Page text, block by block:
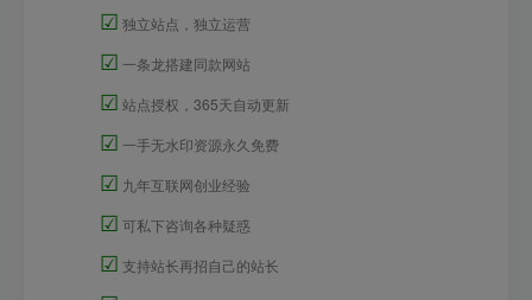
☑ 独立站点，独立运营
☑ 一条龙搭建同款网站
☑ 站点授权，365天自动更新
☑ 一手无水印资源永久免费
☑ 九年互联网创业经验
☑ 可私下咨询各种疑惑
☑ 支持站长再招自己的站长